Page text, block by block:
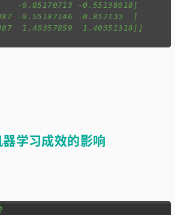
-0.55138018]
-0.55187146 -0.852133  ]
1.40357859  1.40351318]]
学习成效的影响